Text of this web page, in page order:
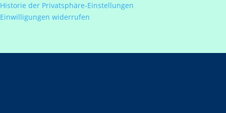
Historie der Privatsphäre-Einstellungen
Einwilligungen widerrufen